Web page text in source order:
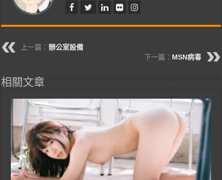
上一篇：辦公室設備
下一篇： MSN病毒
相關文章